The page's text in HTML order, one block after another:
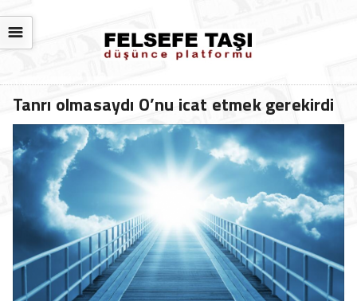
☰
Tanrı olmasaydı O’nu icat etmek gerekirdi